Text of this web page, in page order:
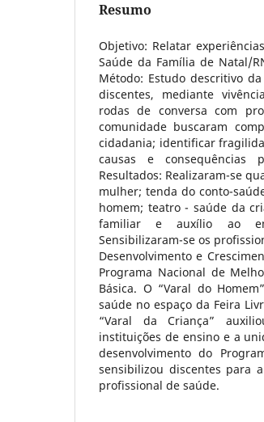
Resumo
Objetivo: Relatar
Saúde da Família de Natal/
Método: Estudo descritivo
discentes, mediante
rodas de conversa com
comunidade buscaram
cidadania; identificar
causas e consequências
Resultados: Realizaram-se
mulher; tenda do conto-
homem; teatro - saúde da
familiar e auxílio ao
Sensibilizaram-se os
Desenvolvimento e
Programa Nacional de
Básica. O “Varal do
saúde no espaço da Feira
“Varal da Criança”
instituições de ensino e a
desenvolvimento do
sensibilizou discentes para
profissional de saúde.